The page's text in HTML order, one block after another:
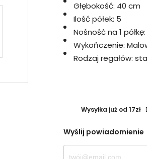
Głębokość: 40 cm
Ilość półek: 5
Nośność na 1 półkę:
Wykończenie:
Rodzaj regałów:
Wysyłka już od 17zł
Wyślij powiadomienie